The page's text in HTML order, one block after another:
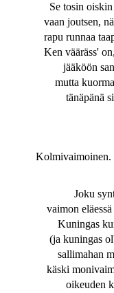
Se tosin oiskin
vaan joutsen,
rapu runnaa
Ken vääräss' on,
jääköön
mutta kuorma
tänäpänä
Kolmivaimoinen.
Joku
vaimon eläessä
Kuningas kun
(ja kuningas ol'
sallimahan
käski
oikeuden